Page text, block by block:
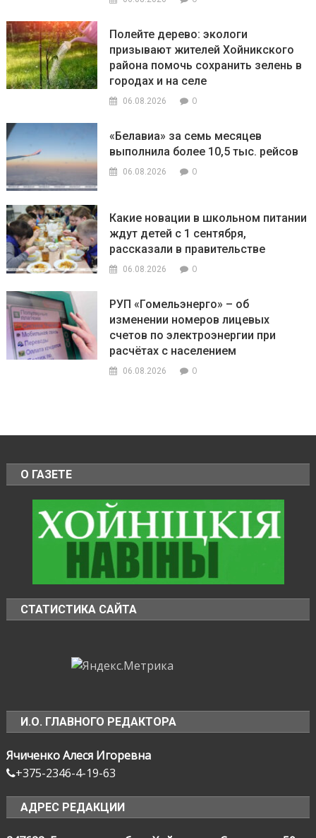
Полейте дерево: экологи
призывают жителей Хойникского
района помочь сохранить зелень в
городах и на селе
06.08.2026 0
«Белавиа» за семь месяцев
выполнила более 10,5 тыс. рейсов
06.08.2026 0
Какие новации в школьном питании
ждут детей с 1 сентября,
рассказали в правительстве
06.08.2026 0
РУП «Гомельэнерго» – об
изменении номеров лицевых
счетов по электроэнергии при
расчётах с населением
06.08.2026 0
О ГАЗЕТЕ
СТАТИСТИКА САЙТА
И.О. ГЛАВНОГО РЕДАКТОРА
Ячиченко Алеся Игоревна
+375-2346-4-19-63
АДРЕС РЕДАКЦИИ